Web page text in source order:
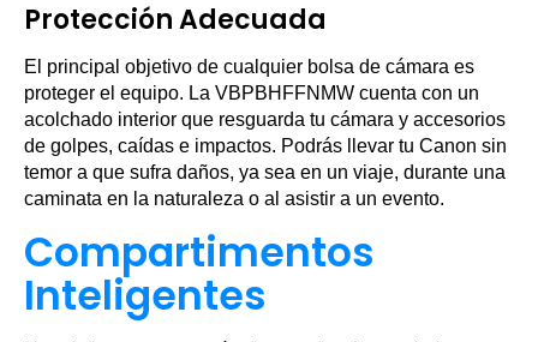
Protección Adecuada
El principal objetivo de cualquier bolsa de cámara es
proteger el equipo. La VBPBHFFNMW cuenta con un
acolchado interior que resguarda tu cámara y accesorios
de golpes, caídas e impactos. Podrás llevar tu Canon sin
temor a que sufra daños, ya sea en un viaje, durante una
caminata en la naturaleza o al asistir a un evento.
Compartimentos
Inteligentes